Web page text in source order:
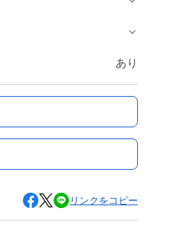
あり
リンクをコピー